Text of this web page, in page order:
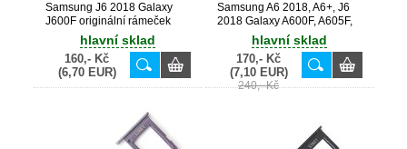
Samsung J6 2018 Galaxy
J600F originální rámeček
kamery Black / černý
hlavní sklad
160,- Kč
(6,70 EUR)
Samsung A6 2018, A6+, J6
2018 Galaxy A600F, A605F,
J600F originální SIM + SD
držák SET Gold / zlatý
(Service Pack) - GH63-
15695D + GH63-15696D
hlavní sklad
170,- Kč
(7,10 EUR)
240,- Kč